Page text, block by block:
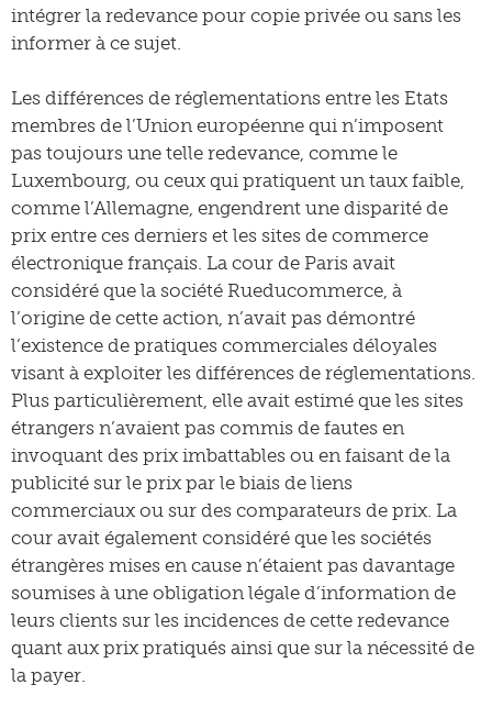
intégrer la redevance pour copie privée ou sans les
informer à ce sujet.
Les différences de réglementations entre les Etats
membres de l’Union européenne qui n’imposent
pas toujours une telle redevance, comme le
Luxembourg, ou ceux qui pratiquent un taux faible,
comme l’Allemagne, engendrent une disparité de
prix entre ces derniers et les sites de commerce
électronique français. La cour de Paris avait
considéré que la société Rueducommerce, à
l’origine de cette action, n’avait pas démontré
l’existence de pratiques commerciales déloyales
visant à exploiter les différences de réglementations.
Plus particulièrement, elle avait estimé que les sites
étrangers n’avaient pas commis de fautes en
invoquant des prix imbattables ou en faisant de la
publicité sur le prix par le biais de liens
commerciaux ou sur des comparateurs de prix. La
cour avait également considéré que les sociétés
étrangères mises en cause n’étaient pas davantage
soumises à une obligation légale d’information de
leurs clients sur les incidences de cette redevance
quant aux prix pratiqués ainsi que sur la nécessité de
la payer.